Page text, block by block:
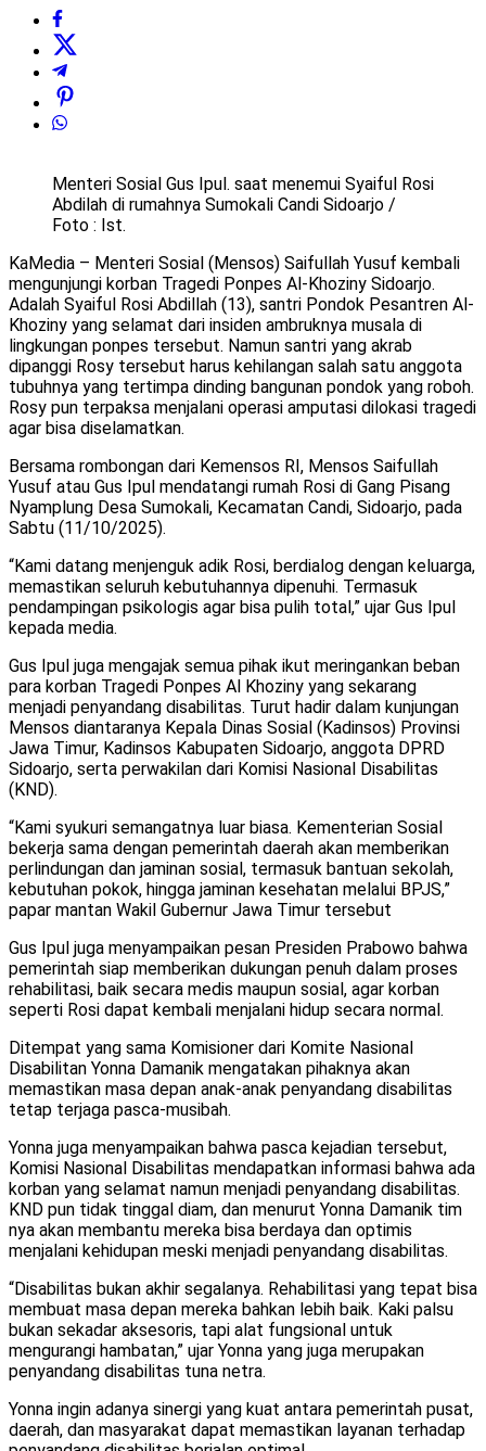
Menteri Sosial Gus Ipul. saat menemui Syaiful Rosi
Abdilah di rumahnya Sumokali Candi Sidoarjo /
Foto : Ist.
KaMedia – Menteri Sosial (Mensos) Saifullah Yusuf kembali
mengunjungi korban Tragedi Ponpes Al-Khoziny Sidoarjo.
Adalah Syaiful Rosi Abdillah (13), santri Pondok Pesantren Al-
Khoziny yang selamat dari insiden ambruknya musala di
lingkungan ponpes tersebut. Namun santri yang akrab
dipanggi Rosy tersebut harus kehilangan salah satu anggota
tubuhnya yang tertimpa dinding bangunan pondok yang roboh.
Rosy pun terpaksa menjalani operasi amputasi dilokasi tragedi
agar bisa diselamatkan.
Bersama rombongan dari Kemensos RI, Mensos Saifullah
Yusuf atau Gus Ipul mendatangi rumah Rosi di Gang Pisang
Nyamplung Desa Sumokali, Kecamatan Candi, Sidoarjo, pada
Sabtu (11/10/2025).
“Kami datang menjenguk adik Rosi, berdialog dengan keluarga,
memastikan seluruh kebutuhannya dipenuhi. Termasuk
pendampingan psikologis agar bisa pulih total,” ujar Gus Ipul
kepada media.
Gus Ipul juga mengajak semua pihak ikut meringankan beban
para korban Tragedi Ponpes Al Khoziny yang sekarang
menjadi penyandang disabilitas. Turut hadir dalam kunjungan
Mensos diantaranya Kepala Dinas Sosial (Kadinsos) Provinsi
Jawa Timur, Kadinsos Kabupaten Sidoarjo, anggota DPRD
Sidoarjo, serta perwakilan dari Komisi Nasional Disabilitas
(KND).
“Kami syukuri semangatnya luar biasa. Kementerian Sosial
bekerja sama dengan pemerintah daerah akan memberikan
perlindungan dan jaminan sosial, termasuk bantuan sekolah,
kebutuhan pokok, hingga jaminan kesehatan melalui BPJS,”
papar mantan Wakil Gubernur Jawa Timur tersebut
Gus Ipul juga menyampaikan pesan Presiden Prabowo bahwa
pemerintah siap memberikan dukungan penuh dalam proses
rehabilitasi, baik secara medis maupun sosial, agar korban
seperti Rosi dapat kembali menjalani hidup secara normal.
Ditempat yang sama Komisioner dari Komite Nasional
Disabilitan Yonna Damanik mengatakan pihaknya akan
memastikan masa depan anak-anak penyandang disabilitas
tetap terjaga pasca-musibah.
Yonna juga menyampaikan bahwa pasca kejadian tersebut,
Komisi Nasional Disabilitas mendapatkan informasi bahwa ada
korban yang selamat namun menjadi penyandang disabilitas.
KND pun tidak tinggal diam, dan menurut Yonna Damanik tim
nya akan membantu mereka bisa berdaya dan optimis
menjalani kehidupan meski menjadi penyandang disabilitas.
“Disabilitas bukan akhir segalanya. Rehabilitasi yang tepat bisa
membuat masa depan mereka bahkan lebih baik. Kaki palsu
bukan sekadar aksesoris, tapi alat fungsional untuk
mengurangi hambatan,” ujar Yonna yang juga merupakan
penyandang disabilitas tuna netra.
Yonna ingin adanya sinergi yang kuat antara pemerintah pusat,
daerah, dan masyarakat dapat memastikan layanan terhadap